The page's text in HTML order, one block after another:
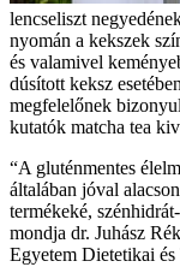
lencseliszt
nyomán a kekszek
és valamivel
dúsított keksz
megfelelőnek
kutatók matcha tea
“A gluténmentes
általában jóval
termékeké,
mondja dr. Juhász
Egyetem Dietetikai